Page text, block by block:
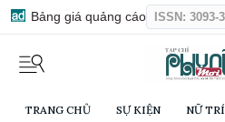
Bảng giá quảng cáo ISSN: 3093-
TRANG CHỦ SỰ KIỆN NỮ